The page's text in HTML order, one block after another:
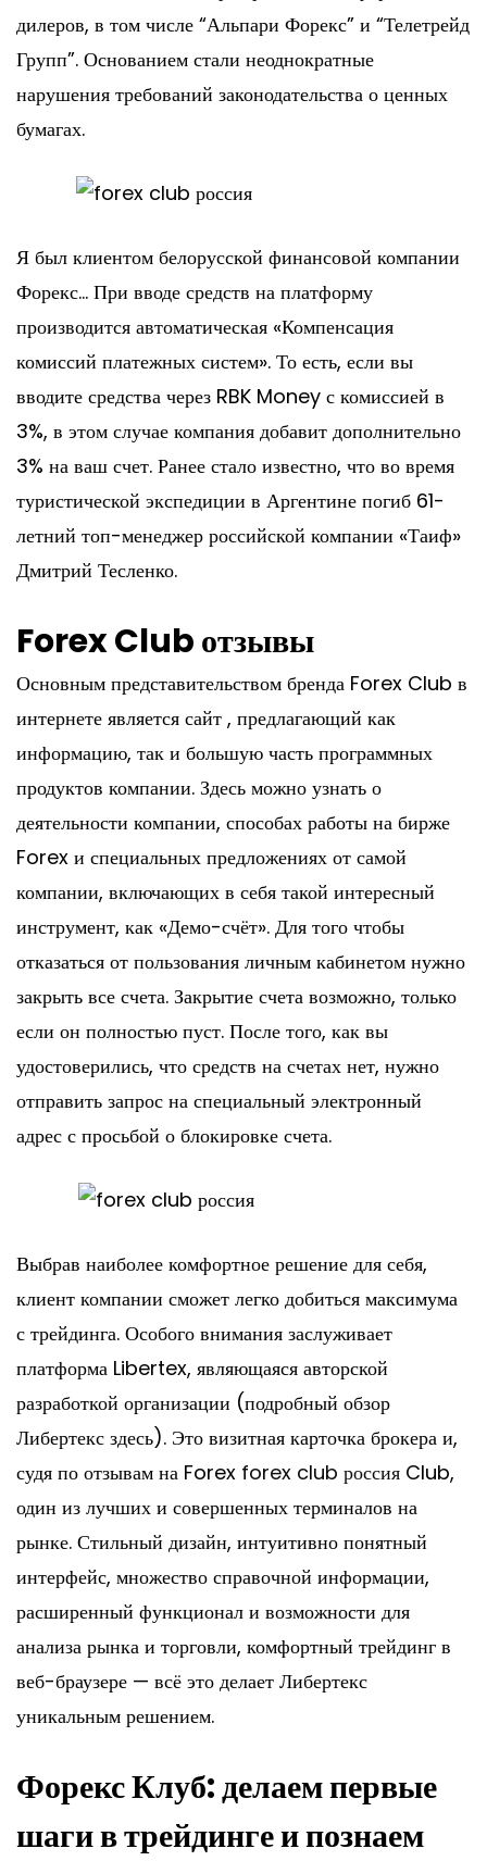
дилеров, в том числе “Альпари Форекс” и “Телетрейд
Групп”. Основанием стали неоднократные
нарушения требований законодательства о ценных
бумагах.
Я был клиентом белорусской финансовой компании
Форекс… При вводе средств на платформу
производится автоматическая «Компенсация
комиссий платежных систем». То есть, если вы
вводите средства через RBK Money с комиссией в
3%, в этом случае компания добавит дополнительно
3% на ваш счет. Ранее стало известно, что во время
туристической экспедиции в Аргентине погиб 61-
летний топ-менеджер российской компании «Таиф»
Дмитрий Тесленко.
Forex Club отзывы
Основным представительством бренда Forex Club в
интернете является сайт , предлагающий как
информацию, так и большую часть программных
продуктов компании. Здесь можно узнать о
деятельности компании, способах работы на бирже
Forex и специальных предложениях от самой
компании, включающих в себя такой интересный
инструмент, как «Демо-счёт». Для того чтобы
отказаться от пользования личным кабинетом нужно
закрыть все счета. Закрытие счета возможно, только
если он полностью пуст. После того, как вы
удостоверились, что средств на счетах нет, нужно
отправить запрос на специальный электронный
адрес с просьбой о блокировке счета.
Выбрав наиболее комфортное решение для себя,
клиент компании сможет легко добиться максимума
с трейдинга. Особого внимания заслуживает
платформа Libertex, являющаяся авторской
разработкой организации (подробный обзор
Либертекс здесь). Это визитная карточка брокера и,
судя по отзывам на Forex forex club россия Club,
один из лучших и совершенных терминалов на
рынке. Стильный дизайн, интуитивно понятный
интерфейс, множество справочной информации,
расширенный функционал и возможности для
анализа рынка и торговли, комфортный трейдинг в
веб-браузере — всё это делает Либертекс
уникальным решением.
Форекс Клуб: делаем первые
шаги в трейдинге и познаем